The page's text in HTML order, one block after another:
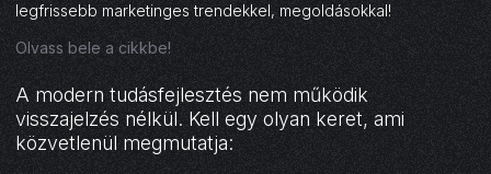
legfrissebb marketinges trendekkel, megoldásokkal!
Olvass bele a cikkbe!
A modern tudásfejlesztés nem működik
visszajelzés nélkül. Kell egy olyan keret, ami
közvetlenül megmutatja: